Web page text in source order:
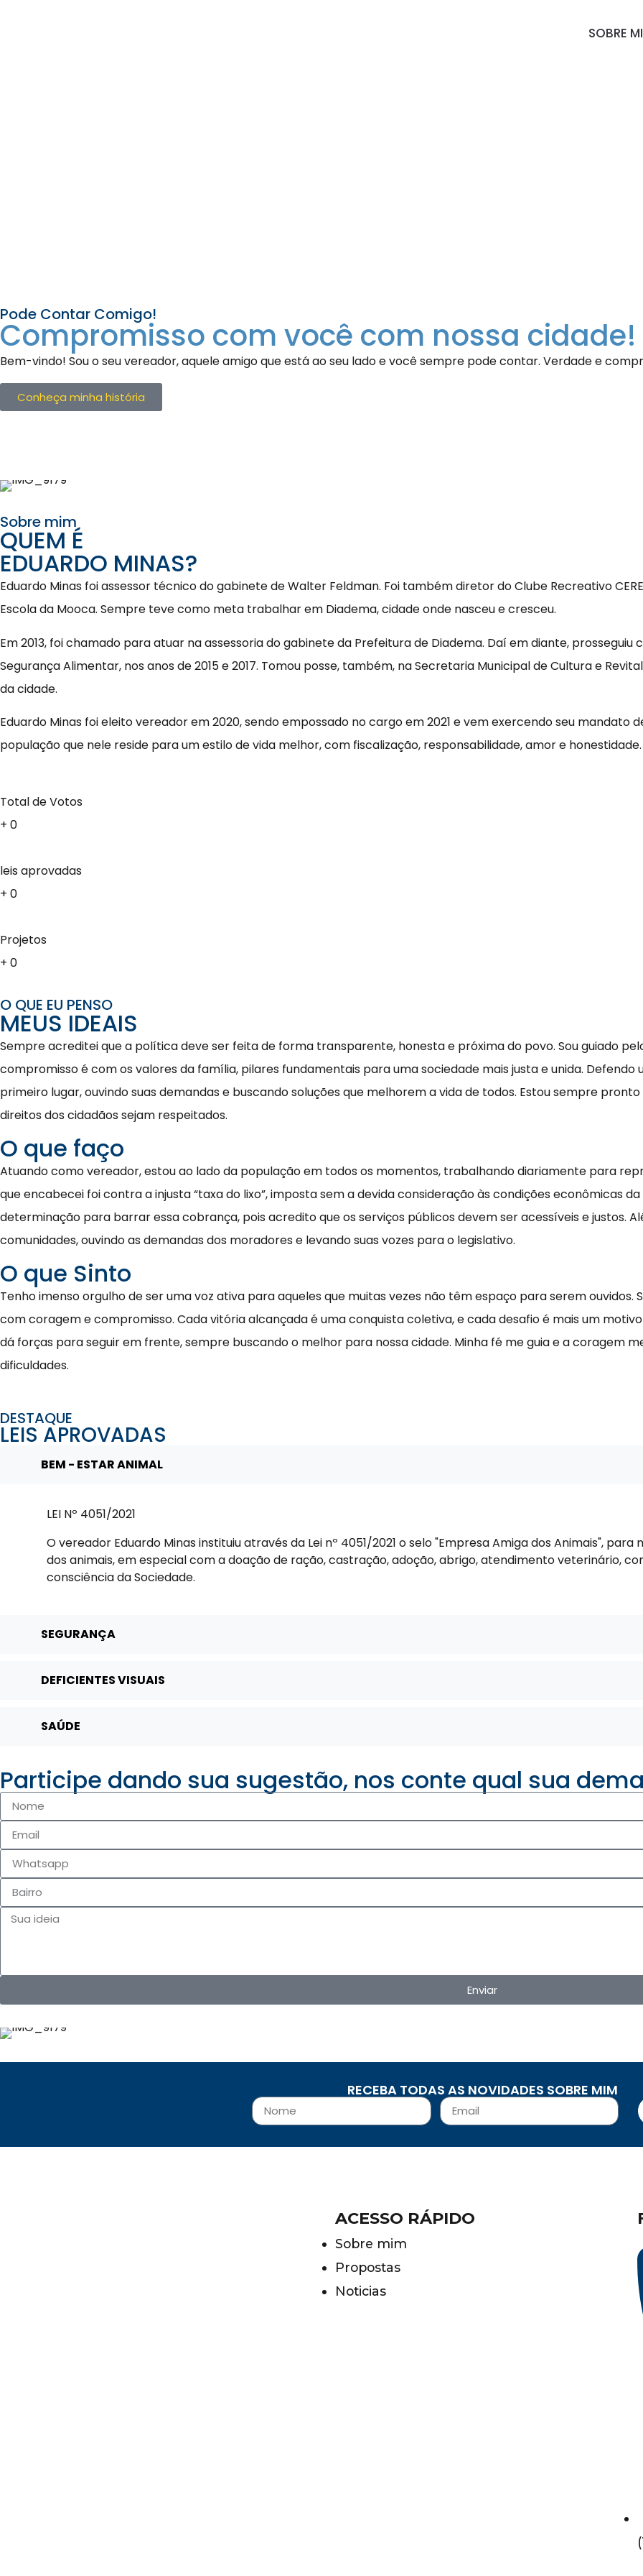
SOBRE
Pode Contar Comigo!
Compromisso com você com nossa cidade!
Bem-vindo! Sou o seu vereador, aquele amigo que está ao seu lado e você sempre pode contar. Verdade e
Conheça minha história
Sobre mim
QUEM É
EDUARDO MINAS?
Eduardo Minas foi assessor técnico do gabinete de Walter Feldman. Foi também diretor do Clube Recreativo
Escola da Mooca. Sempre teve como meta trabalhar em Diadema, cidade onde nasceu e cresceu.
Em 2013, foi chamado para atuar na assessoria do gabinete da Prefeitura de Diadema. Daí em diante,
Segurança Alimentar, nos anos de 2015 e 2017. Tomou posse, também, na Secretaria Municipal de Cultura e
da cidade.
Eduardo Minas foi eleito vereador em 2020, sendo empossado no cargo em 2021 e vem exercendo seu mandato
população que nele reside para um estilo de vida melhor, com fiscalização, responsabilidade, amor e honestidade.
Total de Votos
+ 0
leis aprovadas
+ 0
Projetos
+ 0
O QUE EU PENSO
MEUS IDEAIS
Sempre acreditei que a política deve ser feita de forma transparente, honesta e próxima do povo. Sou guiado
compromisso é com os valores da família, pilares fundamentais para uma sociedade mais justa e unida.
primeiro lugar, ouvindo suas demandas e buscando soluções que melhorem a vida de todos. Estou sempre
direitos dos cidadãos sejam respeitados.
O que faço
Atuando como vereador, estou ao lado da população em todos os momentos, trabalhando diariamente para
que encabecei foi contra a injusta “taxa do lixo”, imposta sem a devida consideração às condições econômicas
determinação para barrar essa cobrança, pois acredito que os serviços públicos devem ser acessíveis e justos.
comunidades, ouvindo as demandas dos moradores e levando suas vozes para o legislativo.
O que Sinto
Tenho imenso orgulho de ser uma voz ativa para aqueles que muitas vezes não têm espaço para serem
com coragem e compromisso. Cada vitória alcançada é uma conquista coletiva, e cada desafio é mais um
dá forças para seguir em frente, sempre buscando o melhor para nossa cidade. Minha fé me guia e a coragem
dificuldades.
DESTAQUE
LEIS APROVADAS
BEM - ESTAR ANIMAL
LEI Nº 4051/2021
O vereador Eduardo Minas instituiu através da Lei nº 4051/2021 o selo "Empresa Amiga dos Animais",
dos animais, em especial com a doação de ração, castração, adoção, abrigo, atendimento veterinário,
consciência da Sociedade.
SEGURANÇA
DEFICIENTES VISUAIS
SAÚDE
Participe dando sua sugestão, nos conte qual sua
Enviar
RECEBA TODAS AS NOVIDADES SOBRE MIM
ACESSO RÁPIDO
Sobre mim
Propostas
Noticias